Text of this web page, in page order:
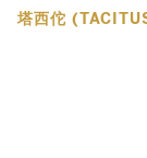
塔西佗